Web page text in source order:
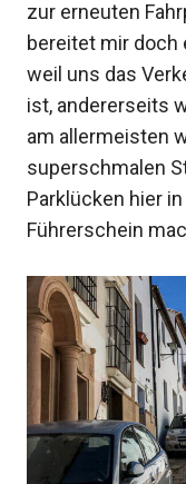
zur erneuten
bereitet mir doch
weil uns das
ist, andererseits
am allermeisten
superschmalen
Parklücken hier in
Führerschein